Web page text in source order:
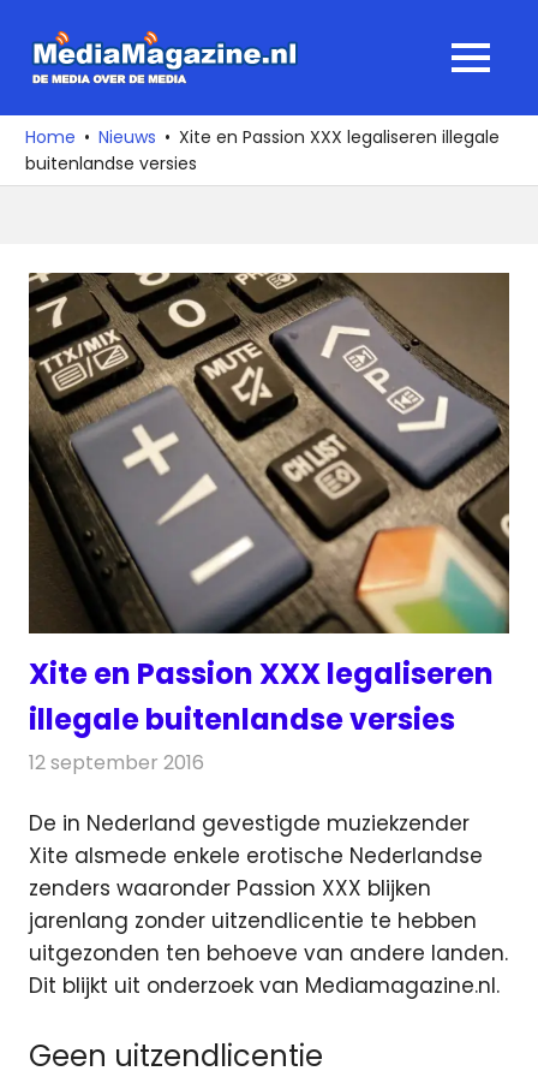
naar
media
over
de
MENU
Home Nieuws
Xite en Passion XXX legaliseren illegale
buitenlandse versies
Xite en Passion XXX legaliseren
illegale buitenlandse versies
12 september 2016
De in Nederland gevestigde muziekzender
Xite alsmede enkele erotische Nederlandse
zenders waaronder Passion XXX blijken
jarenlang zonder uitzendlicentie te hebben
uitgezonden ten behoeve van andere landen.
Dit blijkt uit onderzoek van Mediamagazine.nl.
Geen uitzendlicentie